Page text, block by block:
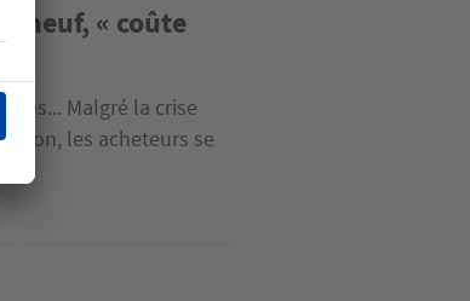
neuf, « coûte
Malgré la crise
les acheteurs se